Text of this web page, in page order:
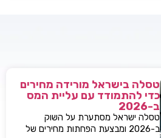
טסלה בישראל מורידה מחירים
כדי להתמודד עם עליית המס
ב-2026
טסלה ישראל מסתערת על השוק
ב-2026 ומבצעת הפחתות מחירים של